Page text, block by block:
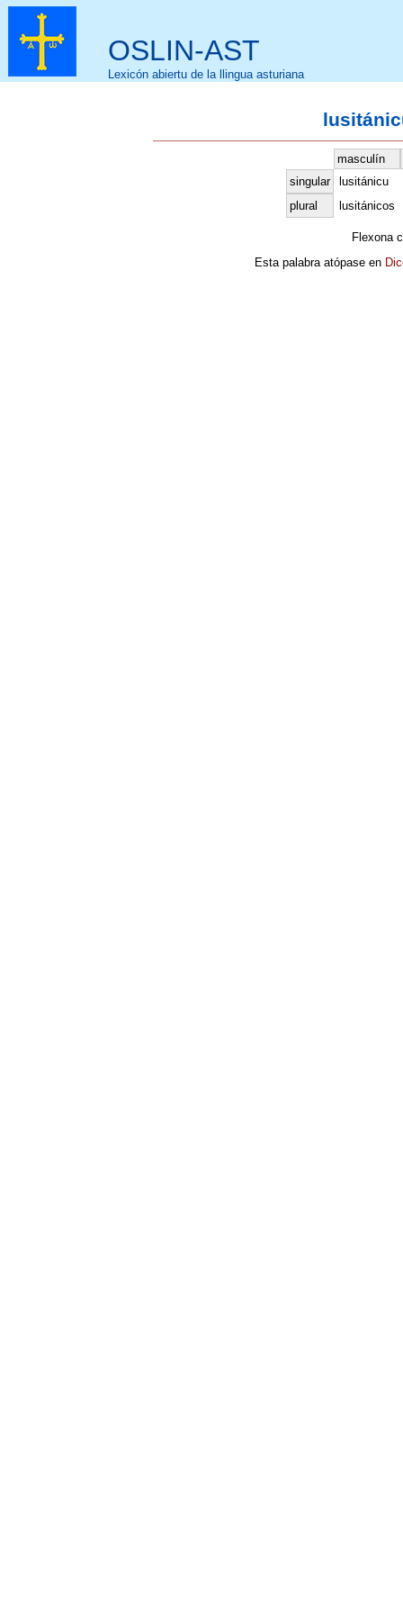
OSLIN-AST
Lexicón abiertu de la llingua asturiana
masculín
singular
lusitánicu
plural
lusitánicos
Flexona
Esta palabra atópase en